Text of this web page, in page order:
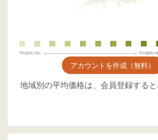
アカウントを作成（無料）
地域別の平均価格は、会員登録する